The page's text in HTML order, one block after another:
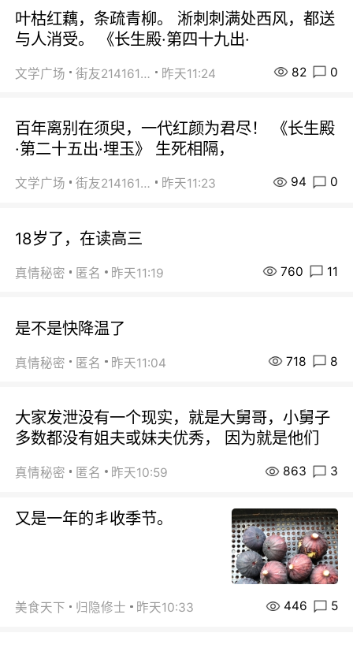
叶枯红藕，条疏青柳。 淅刺刺满处西风，都送
与人消受。 《长生殿·第四十九出·
文学广场 街友21416156 昨天11:24 82 0
百年离别在须臾，一代红颜为君尽！ 《长生殿
·第二十五出·埋玉》 生死相隔，
文学广场 街友21416156 昨天11:23 94 0
18岁了，在读高三
真情秘密 匿名 昨天11:19 760 11
是不是快降温了
真情秘密 匿名 昨天11:04 718 8
大家发泄没有一个现实，就是大舅哥，小舅子
多数都没有姐夫或妹夫优秀， 因为就是他们
真情秘密 匿名 昨天10:59 863 3
又是一年的丯收季节。
美食天下 归隐修士 昨天10:33 446 5